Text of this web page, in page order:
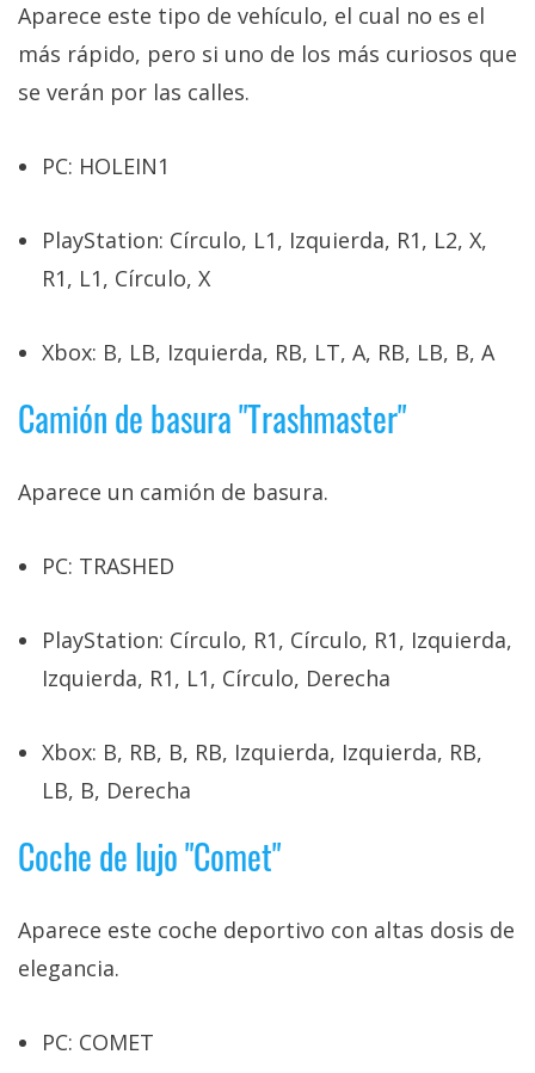
Aparece este tipo de vehículo, el cual no es el
más rápido, pero si uno de los más curiosos que
se verán por las calles.
PC: HOLEIN1
PlayStation: Círculo, L1, Izquierda, R1, L2, X,
R1, L1, Círculo, X
Xbox: B, LB, Izquierda, RB, LT, A, RB, LB, B, A
Camión de basura "Trashmaster"
Aparece un camión de basura.
PC: TRASHED
PlayStation: Círculo, R1, Círculo, R1, Izquierda,
Izquierda, R1, L1, Círculo, Derecha
Xbox: B, RB, B, RB, Izquierda, Izquierda, RB,
LB, B, Derecha
Coche de lujo "Comet"
Aparece este coche deportivo con altas dosis de
elegancia.
PC: COMET